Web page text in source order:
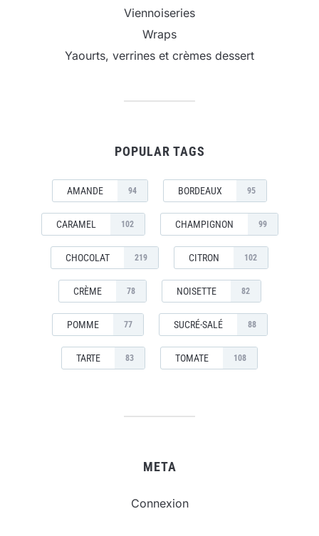
Viennoiseries
Wraps
Yaourts, verrines et crèmes dessert
POPULAR TAGS
AMANDE 94 BORDEAUX 95
CARAMEL 102 CHAMPIGNON 99
CHOCOLAT 219 CITRON 102
CRÈME 78 NOISETTE 82
POMME 77 SUCRÉ-SALÉ 88
TARTE 83 TOMATE 108
META
Connexion